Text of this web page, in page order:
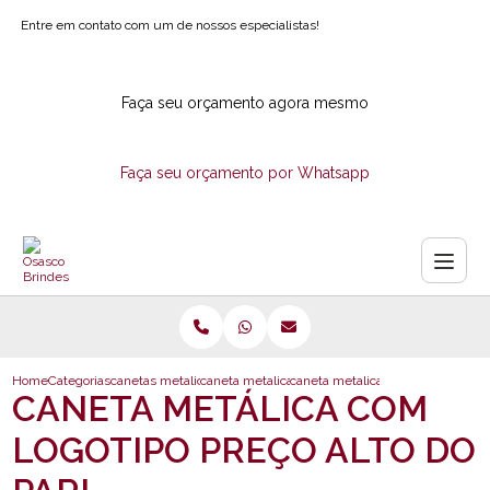
Entre em contato com um de nossos especialistas!
Faça seu orçamento agora mesmo
Faça seu orçamento por Whatsapp
HomeCategoriascanetas metalicascaneta metalica personalizada com logotipo
caneta metalica com logotipo
CANETA METÁLICA COM
LOGOTIPO PREÇO ALTO DO